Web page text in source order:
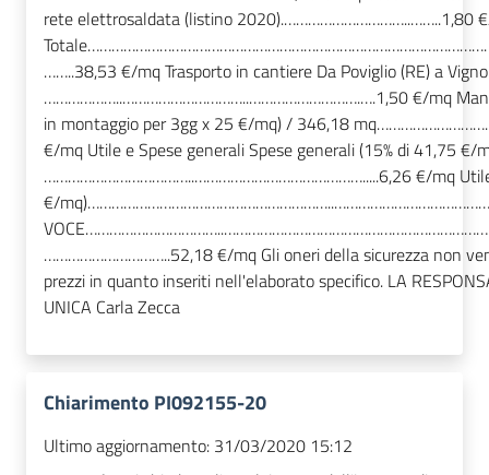
rete elettrosaldata (listino 2020).…………………………..……..1,80
……..38,53 €/mq Trasporto in cantiere Da Poviglio (RE) a
………………..…………………………..……………………….….1,50 €/mq
in montaggio per 3gg x 25 €/mq) / 346,18
€/mq Utile e Spese generali Spese generali (15% di 41,75
………………………………..…………………………………….....6,26 €/mq Utile
€/
…………………………..52,18 €/mq Gli oneri della sicurezza non
prezzi in quanto inseriti nell'elaborato specifico. LA
UNICA Carla Zecca
Chiarimento PI092155-20
Ultimo aggiornamento: 31/03/2020 15:12